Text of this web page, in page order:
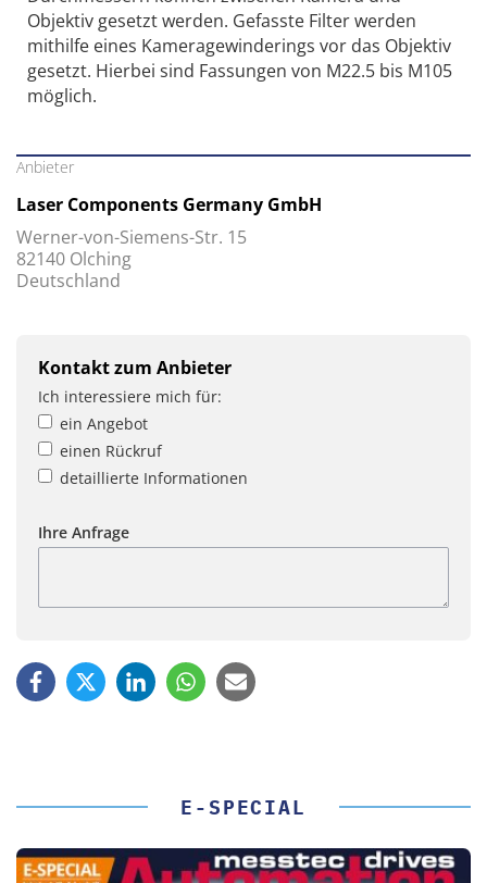
Objektiv gesetzt werden. Gefasste Filter werden
mithilfe eines Kameragewinderings vor das Objektiv
gesetzt. Hierbei sind Fassungen von M22.5 bis M105
möglich.
Anbieter
Laser Components Germany GmbH
Werner-von-Siemens-Str. 15
82140 Olching
Deutschland
Kontakt zum Anbieter
Ich interessiere mich für:
ein Angebot
einen Rückruf
detaillierte Informationen
Ihre Anfrage
E-SPECIAL